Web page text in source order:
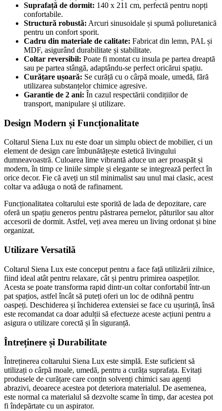
Suprafață de dormit: 140 x 211 cm, perfectă pentru nopți
confortabile.
Structură robustă: Arcuri sinusoidale și spumă poliuretanică
pentru un confort sporit.
Cadru din materiale de calitate: Fabricat din lemn, PAL și
MDF, asigurând durabilitate și stabilitate.
Coltar reversibil: Poate fi montat cu insula pe partea dreaptă
sau pe partea stângă, adaptându-se perfect oricărui spațiu.
Curățare ușoară: Se curăță cu o cârpă moale, umedă, fără
utilizarea substanțelor chimice agresive.
Garantie de 2 ani: În cazul respectării condițiilor de
transport, manipulare și utilizare.
Design Modern și Funcționalitate
Coltarul Siena Lux nu este doar un simplu obiect de mobilier, ci un
element de design care îmbunătățește estetică livingului
dumneavoastră. Culoarea lime vibrantă aduce un aer proaspăt și
modern, în timp ce liniile simple și elegante se integrează perfect în
orice decor. Fie că aveți un stil minimalist sau unul mai clasic, acest
coltar va adăuga o notă de rafinament.
Funcționalitatea coltarului este sporită de lada de depozitare, care
oferă un spațiu generos pentru păstrarea pernelor, păturilor sau altor
accesorii de dormit. Astfel, veți avea mereu un living ordonat și bine
organizat.
Utilizare Versatilă
Coltarul Siena Lux este conceput pentru a face față utilizării zilnice,
fiind ideal atât pentru relaxare, cât și pentru primirea oaspeților.
Acesta se poate transforma rapid dintr-un coltar confortabil într-un
pat spațios, astfel încât să puteți oferi un loc de odihnă pentru
oaspeți. Deschiderea și închiderea extensiei se face cu ușurință, însă
este recomandat ca doar adulții să efectueze aceste acțiuni pentru a
asigura o utilizare corectă și în siguranță.
Întreținere și Durabilitate
Întreținerea coltarului Siena Lux este simplă. Este suficient să
utilizați o cârpă moale, umedă, pentru a curăța suprafața. Evitați
produsele de curățare care conțin solvenți chimici sau agenți
abrazivi, deoarece acestea pot deteriora materialul. De asemenea,
este normal ca materialul să dezvolte scame în timp, dar acestea pot
fi îndepărtate cu un aspirator.